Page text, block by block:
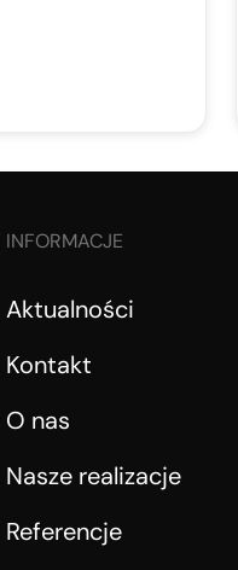
INFORMACJE
Aktualności
Kontakt
O nas
Nasze realizacje
Referencje